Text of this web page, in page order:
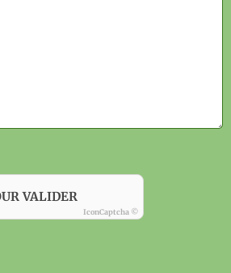
VALIDER
IconCaptcha ©